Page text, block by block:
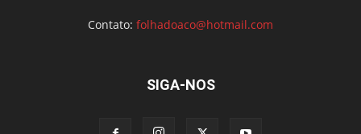
Contato: folhadoaco@hotmail.com
SIGA-NOS